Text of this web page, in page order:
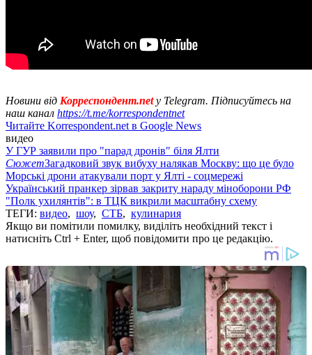
Новини від Корреспондент.netу Telegram. Підписуйтесь на
наш канал https://t.me/korrespondentnet
Читайте Korrespondent.net в Google News
видео
У ГУР заявили про "парад дронів" біля Ялти
СюжетЗагадковий звук вибуху налякав Москву: що це було
Морські дрони атакували порт у Ялті - соцмережі
Український пранкер зірвав закриту нараду міноборони РФ
"Полк ухилянтів": в ТЦК викрили масштабну схему
ТЕГИ: видео, шоу, СТБ, кулинария
Якщо ви помітили помилку, виділіть необхідний текст і
натисніть Ctrl + Enter, щоб повідомити про це редакцію.